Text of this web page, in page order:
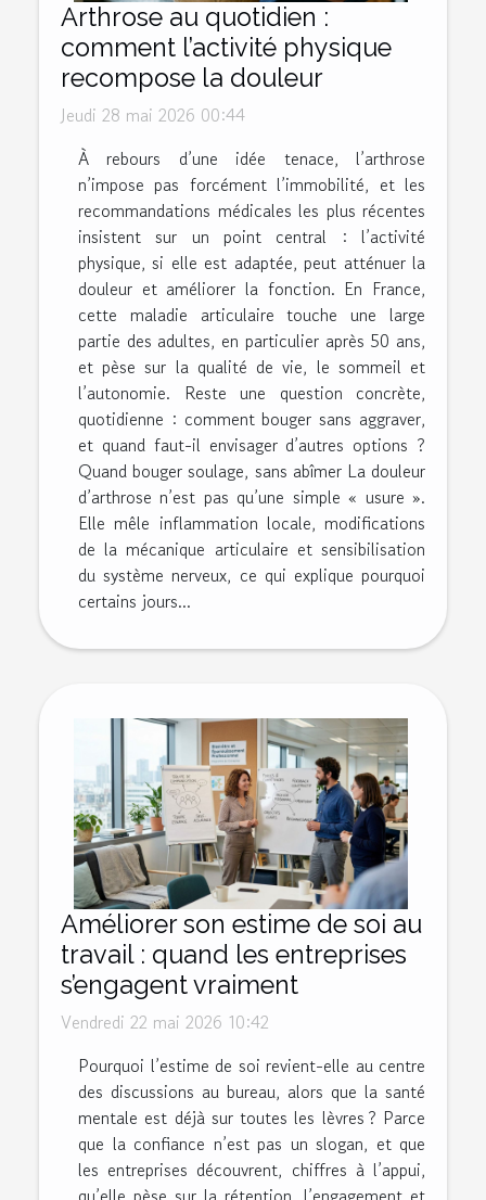
Arthrose au quotidien :
comment l’activité physique
recompose la douleur
Jeudi 28 mai 2026 00:44
À rebours d’une idée tenace, l’arthrose
n’impose pas forcément l’immobilité, et les
recommandations médicales les plus récentes
insistent sur un point central : l’activité
physique, si elle est adaptée, peut atténuer la
douleur et améliorer la fonction. En France,
cette maladie articulaire touche une large
partie des adultes, en particulier après 50 ans,
et pèse sur la qualité de vie, le sommeil et
l’autonomie. Reste une question concrète,
quotidienne : comment bouger sans aggraver,
et quand faut-il envisager d’autres options ?
Quand bouger soulage, sans abîmer La douleur
d’arthrose n’est pas qu’une simple « usure ».
Elle mêle inflammation locale, modifications
de la mécanique articulaire et sensibilisation
du système nerveux, ce qui explique pourquoi
certains jours...
Améliorer son estime de soi au
travail : quand les entreprises
s’engagent vraiment
Vendredi 22 mai 2026 10:42
Pourquoi l’estime de soi revient-elle au centre
des discussions au bureau, alors que la santé
mentale est déjà sur toutes les lèvres ? Parce
que la confiance n’est pas un slogan, et que
les entreprises découvrent, chiffres à l’appui,